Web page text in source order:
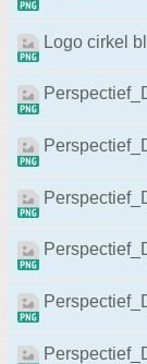
Zoeken:
Logo cirkel